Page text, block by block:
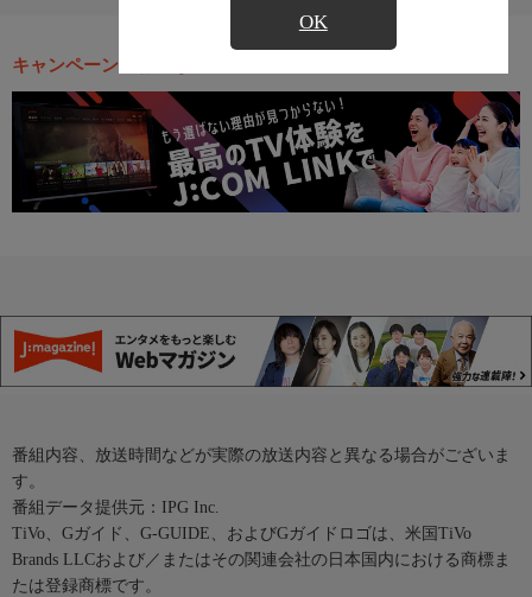
OK
キャンペーン・お得な情報
番組内容、放送時間などが実際の放送内容と異なる場合がございま
す。
番組データ提供元：IPG Inc.
TiVo、Gガイド、G-GUIDE、およびGガイドロゴは、米国TiVo
Brands LLCおよび／またはその関連会社の日本国内における商標ま
たは登録商標です。